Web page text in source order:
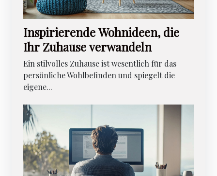
Inspirierende Wohnideen, die
Ihr Zuhause verwandeln
Ein stilvolles Zuhause ist wesentlich für das
persönliche Wohlbefinden und spiegelt die
eigene...